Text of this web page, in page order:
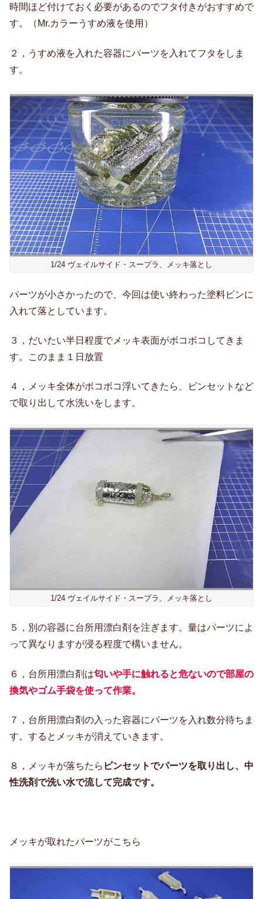
時間ほど付けておく必要があるのでフタ付きがおすすめで
す。（Mr.カラーうすめ液を使用）
２，うすめ液を入れた容器にパーツを入れてフタをしま
す。
1/24 ヴェイルサイド・スープラ、メッキ落とし
パーツが小さかったので、今回は使い終わった塗料ビンに
入れて落としています。
３，だいたい半日程度でメッキ表面がボコボコしてきま
す。このまま１日放置
４，メッキ全体がボコボコ浮いてきたら、ピンセットなど
で取り出して水洗いをします。
1/24 ヴェイルサイド・スープラ、メッキ落とし
５，別の容器に台所用漂白剤を注ぎます。量はパーツによ
って異なりますが浸る程度で構いません。
６，台所用漂白剤は匂いや手に触れると危ないので部屋の
換気やゴム手袋を使って作業。
７，台所用漂白剤の入った容器にパーツを入れ数分待ちま
す。するとメッキが消えていきます。
８，メッキが落ちたら ピンセットでパーツを取り出し、中
性洗剤で洗い水で流して完成です。
メッキが取れたパーツがこちら